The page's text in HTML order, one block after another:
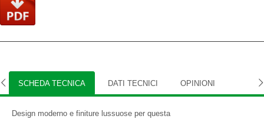
SCHEDA TECNICA DATI TECNICI OPINIONI
Design moderno e finiture lussuose per questa